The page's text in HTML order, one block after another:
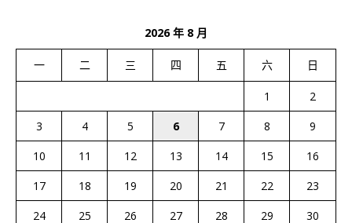
2026 年 8 月
一 二 三 四 五 六 日
1
2
3
4 5 6 7 8
9
10
11 12 13 14 15
16
17
18 19 20 21 22
23
24
25 26 27 28 29
30